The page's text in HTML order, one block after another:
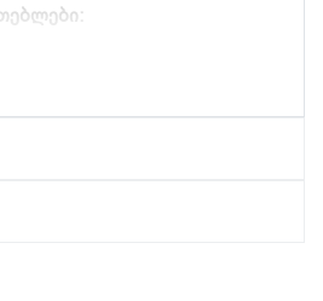
საშუალებით.
ან